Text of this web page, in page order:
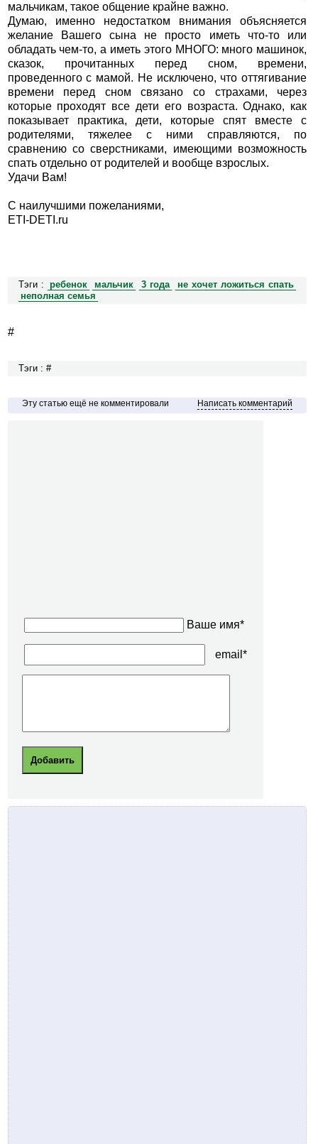
мальчикам, такое общение крайне важно.
Думаю, именно недостатком внимания объясняется
желание Вашего сына не просто иметь что-то или
обладать чем-то, а иметь этого МНОГО: много машинок,
сказок, прочитанных перед сном, времени,
проведенного с мамой. Не исключено, что оттягивание
времени перед сном связано со страхами, через
которые проходят все дети его возраста. Однако, как
показывает практика, дети, которые спят вместе с
родителями, тяжелее с ними справляются, по
сравнению со сверстниками, имеющими возможность
спать отдельно от родителей и вообще взрослых.
Удачи Вам!
С наилучшими пожеланиями,
ETI-DETI.ru
Тэги : ребенок мальчик 3 года
не хочет ложиться спать
неполная семья
#
Тэги : #
Эту статью ещё не комментировали Написать комментарий
Ваше имя*
email*